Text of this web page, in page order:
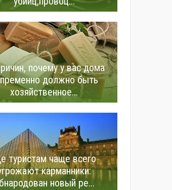
почему у вас дома
должно быть
хозяйственное...
туристам чаще всего
карманники:
новый ре...